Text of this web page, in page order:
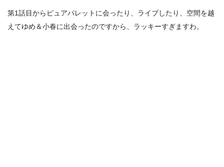
第1話目からピュアパレットに会ったり、ライブしたり、空間を越
えてゆめ＆小春に出会ったのですから、ラッキーすぎますわ。